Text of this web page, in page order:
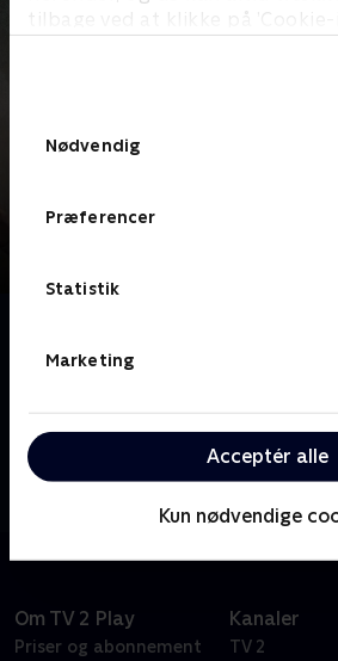
tilbage ved at klikke på ’Cookie-
Nødvendig
Præferencer
Statistik
Marketing
Acceptér alle
Kun nødvendige
Med Jesper, Frederik og Alexa
loppefund eller milliondyre
ting, som er fælles for
Om TV 2 Play
Priser og abonnement
Kanaler
TV 2